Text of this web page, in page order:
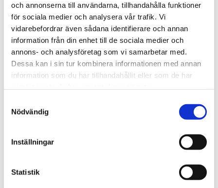
och annonserna till användarna, tillhandahålla funktioner
för sociala medier och analysera vår trafik. Vi
vidarebefordrar även sådana identifierare och annan
information från din enhet till de sociala medier och
annons- och analysföretag som vi samarbetar med.
Dessa kan i sin tur kombinera informationen med annan
information som du har tillhandahållit eller som de har
Nödvändig
Inställningar
Statistik
56 980,00KR
Antal
Lagervara
Artikelnr
20261643